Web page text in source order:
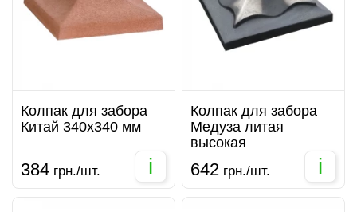
Колпак для забора
Китай 340х340 мм
384 грн./шт. i
Колпак для забора
Медуза литая
высокая
642 грн./шт. i